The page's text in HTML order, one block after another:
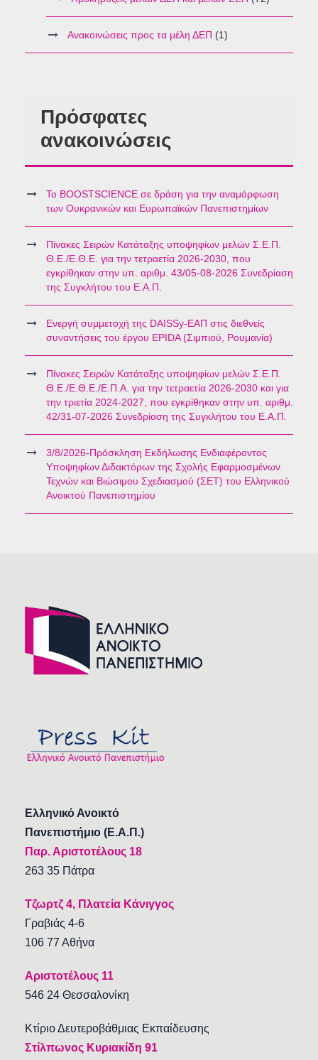
Ανακοινώσεις προς τα μέλη ΔΕΠ (1)
Πρόσφατες
ανακοινώσεις
Το BOOSTSCIENCE σε δράση για την αναμόρφωση
των Ουκρανικών και Ευρωπαϊκών Πανεπιστημίων
Πίνακες Σειρών Κατάταξης υποψηφίων μελών Σ.Ε.Π.
Θ.Ε./Ε.Θ.Ε. για την τετραετία 2026-2030, που
εγκρίθηκαν στην υπ. αριθμ. 43/05-08-2026 Συνεδρίαση
της Συγκλήτου του Ε.Α.Π.
Ενεργή συμμετοχή της DAISSy-ΕΑΠ στις διεθνείς
συναντήσεις του έργου EPIDA (Σιμπιού, Ρουμανία)
Πίνακες Σειρών Κατάταξης υποψηφίων μελών Σ.Ε.Π.
Θ.Ε./Ε.Θ.Ε./Ε.Π.Α. για την τετραετία 2026-2030 και για
την τριετία 2024-2027, που εγκρίθηκαν στην υπ. αριθμ.
42/31-07-2026 Συνεδρίαση της Συγκλήτου του Ε.Α.Π.
3/8/2026-Πρόσκληση Εκδήλωσης Ενδιαφέροντος
Υποψηφίων Διδακτόρων της Σχολής Εφαρμοσμένων
Τεχνών και Βιώσιμου Σχεδιασμού (ΣΕΤ) του Ελληνικού
Ανοικτού Πανεπιστημίου
Ελληνικό Ανοικτό
Πανεπιστήμιο (Ε.Α.Π.)
Παρ. Αριστοτέλους 18
263 35 Πάτρα
Τζωρτζ 4, Πλατεία Κάνιγγος
Γραβιάς 4-6
106 77 Αθήνα
Αριστοτέλους 11
546 24 Θεσσαλονίκη
Κτίριο Δευτεροβάθμιας Εκπαίδευσης
Στίλπωνος Κυριακίδη 91